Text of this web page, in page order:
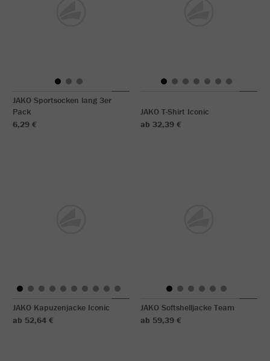
JAKO Sportsocken lang 3er
Pack
6,29 €
JAKO T-Shirt Iconic
ab 32,39 €
JAKO Kapuzenjacke Iconic
ab 52,64 €
JAKO Softshelljacke Team
ab 59,39 €